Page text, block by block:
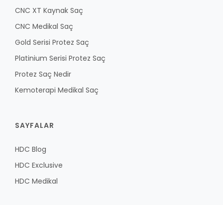
CNC XT Kaynak Saç
CNC Medikal Saç
Gold Serisi Protez Saç
Platinium Serisi Protez Saç
Protez Saç Nedir
Kemoterapi Medikal Saç
SAYFALAR
HDC Blog
HDC Exclusive
HDC Medikal